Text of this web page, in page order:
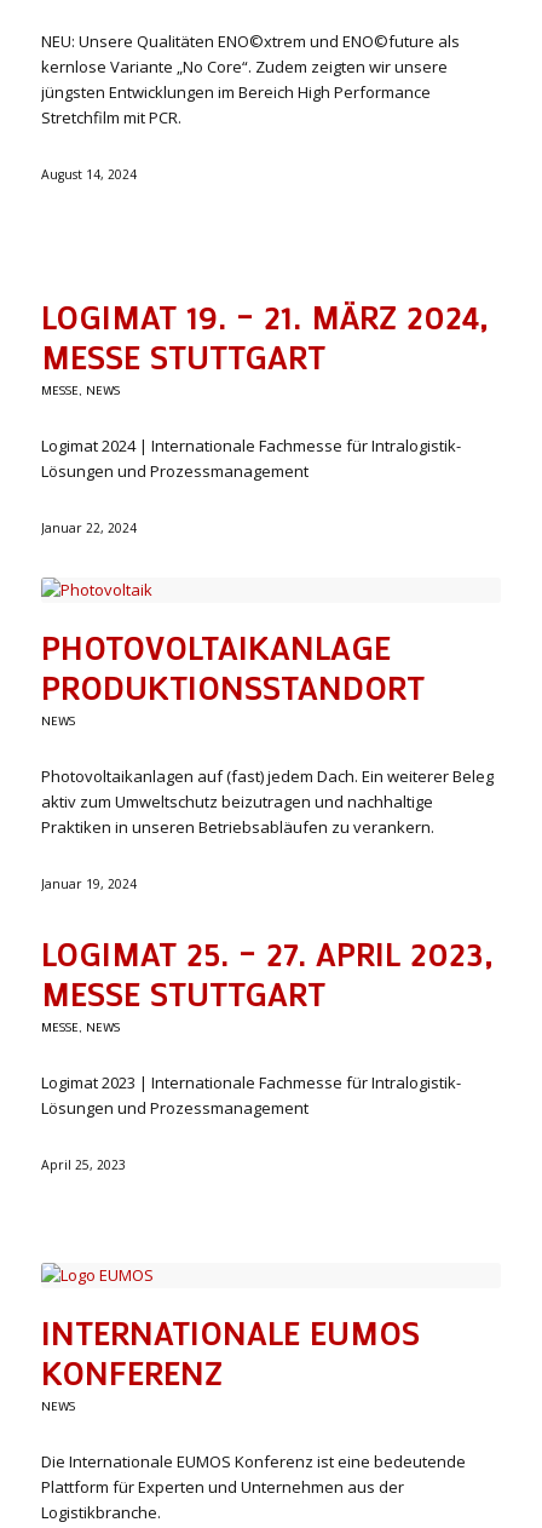
NEU: Unsere Qualitäten ENO©xtrem und ENO©future als
kernlose Variante „No Core“. Zudem zeigten wir unsere
jüngsten Entwicklungen im Bereich High Performance
Stretchfilm mit PCR.
August 14, 2024
LOGIMAT 19. – 21. MÄRZ 2024,
MESSE STUTTGART
MESSE, NEWS
Logimat 2024 | Internationale Fachmesse für Intralogistik-
Lösungen und Prozessmanagement
Januar 22, 2024
PHOTOVOLTAIKANLAGE
PRODUKTIONSSTANDORT
NEWS
Photovoltaikanlagen auf (fast) jedem Dach. Ein weiterer Beleg
aktiv zum Umweltschutz beizutragen und nachhaltige
Praktiken in unseren Betriebsabläufen zu verankern.
Januar 19, 2024
LOGIMAT 25. – 27. APRIL 2023,
MESSE STUTTGART
MESSE, NEWS
Logimat 2023 | Internationale Fachmesse für Intralogistik-
Lösungen und Prozessmanagement
April 25, 2023
INTERNATIONALE EUMOS
KONFERENZ
NEWS
Die Internationale EUMOS Konferenz ist eine bedeutende
Plattform für Experten und Unternehmen aus der
Logistikbranche.